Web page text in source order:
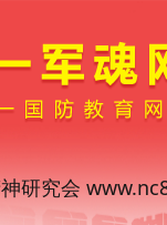
研究会